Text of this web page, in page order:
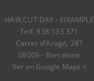
HAIR CUT DAY - EIXAMPLE
Telf. 938 533 371
Carrer d'Aragó, 287
08009 - Barcelona
Ver en Google Maps »